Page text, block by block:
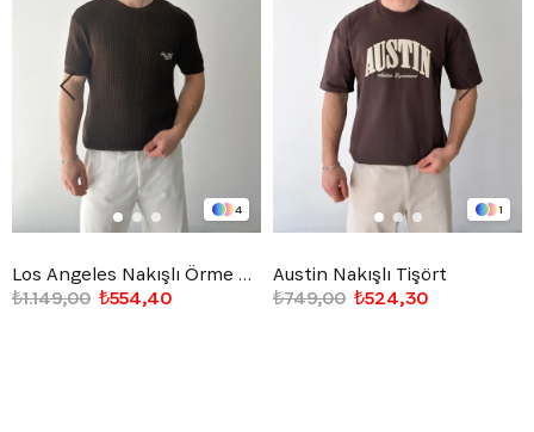
4
Los Angeles Nakışlı Örme Triko Tişört
₺554,40
₺1.149,00
1
Austin Nakışlı Tişört
₺524,30
₺749,00